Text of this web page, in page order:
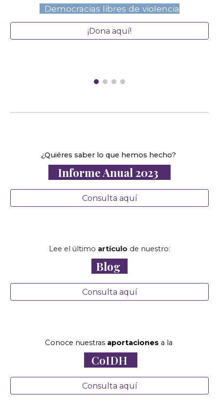
Democracias libres de violencia
¡Dona aquí!
¿Quiéres saber lo que hemos hecho?
Informe Anual 2023
Consulta aquí
Lee el último artículo de nuestro:
Blog
Consulta aquí
Conoce nuestras aportaciones a la
CoIDH
Consulta aquí